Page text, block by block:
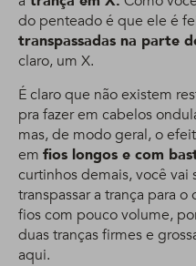
do penteado é que ele é
transpassadas na parte
claro, um X.
É claro que não existem
pra fazer em cabelos
mas, de modo geral, o
em fios longos e com
curtinhos demais, você
transpassar a trança para
fios com pouco volume,
duas tranças firmes e
aqui.